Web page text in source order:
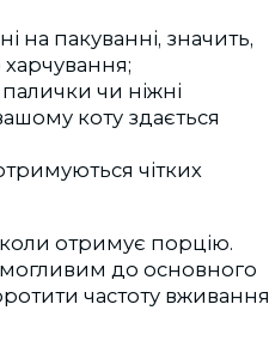
на пакуванні, значить,
чи ніжні
коту здається
чітких
коли отримує порцію.
до основного
частоту вживання